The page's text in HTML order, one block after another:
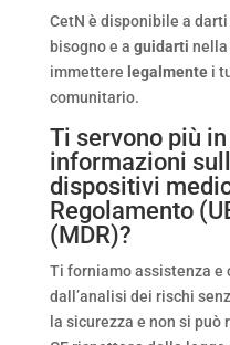
CetN è disponibile a
bisogno e a guidarti nella
immettere legalmentei
comunitario.
Ti servono più
informazioni
dispositivi
Regolamento
(MDR)?
Ti forniamo assistenza e
dall’analisi dei rischi
la sicurezza e non si può